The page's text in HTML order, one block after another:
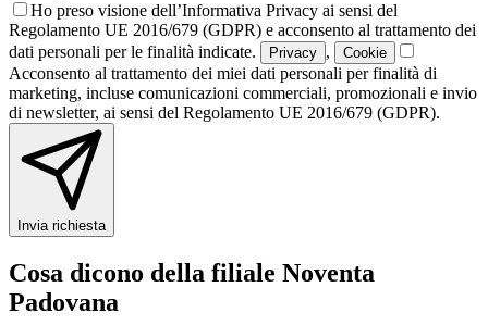
Ho preso visione dell’Informativa Privacy ai sensi del
Regolamento UE 2016/679 (GDPR) e acconsento al trattamento dei
dati personali per le finalità indicate.
Privacy , Cookie
Acconsento al trattamento dei miei dati personali per finalità di
marketing, incluse comunicazioni commerciali, promozionali e invio
di newsletter, ai sensi del Regolamento UE 2016/679 (GDPR).
Invia richiesta
Cosa dicono della filiale Noventa
Padovana